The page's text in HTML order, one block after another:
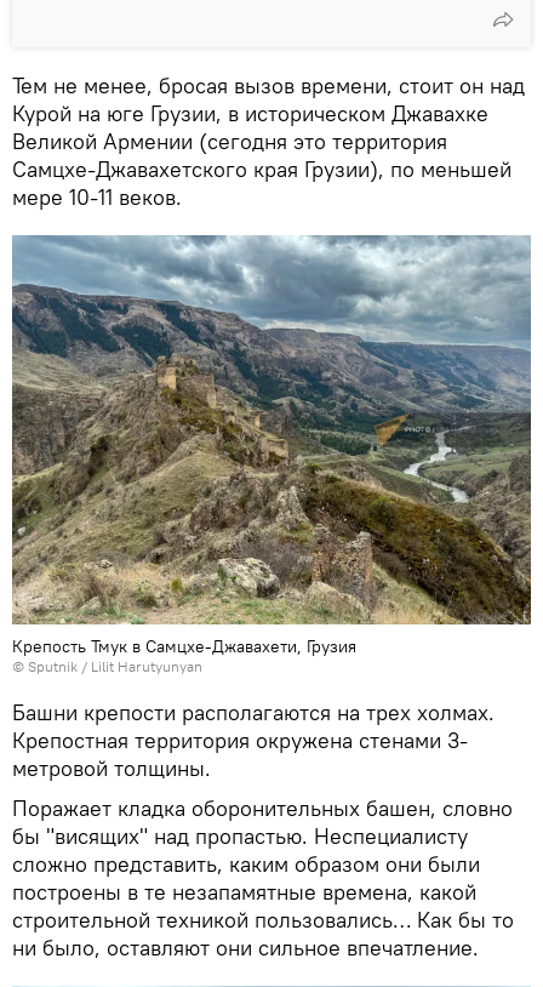
Тем не менее, бросая вызов времени, стоит он над
Курой на юге Грузии, в историческом Джавахке
Великой Армении (сегодня это территория
Самцхе-Джавахетского края Грузии), по меньшей
мере 10-11 веков.
Крепость Тмук в Самцхе-Джавахети, Грузия
© Sputnik / Lilit Harutyunyan
Башни крепости располагаются на трех холмах.
Крепостная территория окружена стенами 3-
метровой толщины.
Поражает кладка оборонительных башен, словно
бы "висящих" над пропастью. Неспециалисту
сложно представить, каким образом они были
построены в те незапамятные времена, какой
строительной техникой пользовались… Как бы то
ни было, оставляют они сильное впечатление.